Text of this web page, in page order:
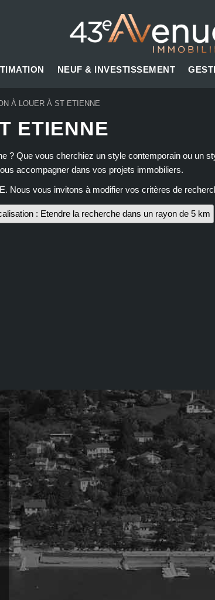
NEUF & INVESTISSEMENT
À LOUER À ST ETIENNE
ETIENNE
? Que vous cherchiez un style contemporain ou un
accompagner dans vos projets immobiliers.
Nous vous invitons à modifier vos critères de
: Etendre la recherche dans un rayon de 5 km